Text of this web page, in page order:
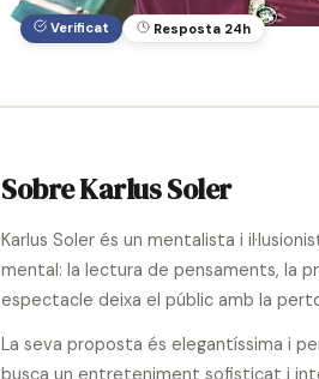
Verificat Resposta 24h
Sobre Karlus Soler
Karlus Soler és un mentalista i
mental: la lectura de pensaments, la
espectacle deixa el públic amb la
La seva proposta és elegantíssima i
busca un entreteniment sofisticat i